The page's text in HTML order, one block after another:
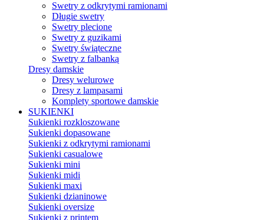
Swetry z odkrytymi ramionami
Długie swetry
Swetry plecione
Swetry z guzikami
Swetry świąteczne
Swetry z falbanką
Dresy damskie
Dresy welurowe
Dresy z lampasami
Komplety sportowe damskie
SUKIENKI
Sukienki rozkloszowane
Sukienki dopasowane
Sukienki z odkrytymi ramionami
Sukienki casualowe
Sukienki mini
Sukienki midi
Sukienki maxi
Sukienki dzianinowe
Sukienki oversize
Sukienki z printem